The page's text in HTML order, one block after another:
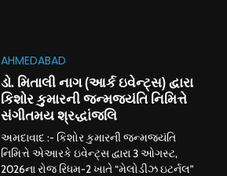
AHMEDABAD
ડો. મિતાલી નાગ (આર્ક ઇવેન્ટ્સ) દ્વારા
કિશોર કુમારની જન્મજયંતિ નિમિત્તે
સંગીતમય શ્રદ્ધાંજલિ
અમદાવાદ :- કિશોર કુમારની જન્મજયંતિ
નિમિત્તે એઆરકે ઇવેન્ટ્સ દ્વારા 3 ઓગસ્ટ,
2026ના રોજ રિધમ-2 ખાતે “મેલોડીઝ ઇટર્નલ”